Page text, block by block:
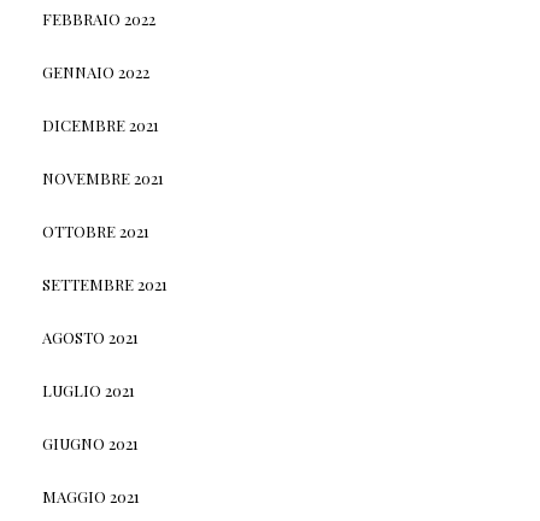
FEBBRAIO 2022
GENNAIO 2022
DICEMBRE 2021
NOVEMBRE 2021
OTTOBRE 2021
SETTEMBRE 2021
AGOSTO 2021
LUGLIO 2021
GIUGNO 2021
MAGGIO 2021